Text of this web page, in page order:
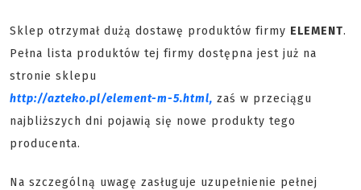
Sklep otrzymał dużą dostawę produktów firmy ELEMENT.
Pełna lista produktów tej firmy dostępna jest już na
stronie sklepu
http://azteko.pl/element-m-5.html, zaś w przeciągu
najbliższych dni pojawią się nowe produkty tego
producenta.
Na szczególną uwagę zasługuje uzupełnienie pełnej